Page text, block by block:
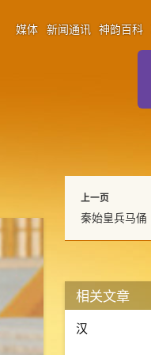
媒体 新闻通讯 神韵百科
上一页
秦始皇兵马俑
相关文章
汉